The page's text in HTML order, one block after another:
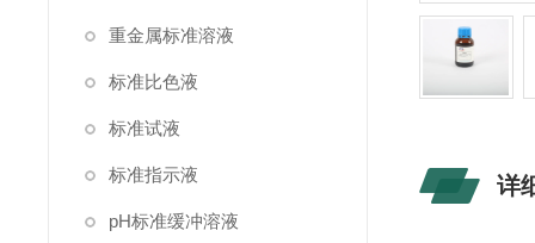
重金属标准溶液
标准比色液
标准试液
标准指示液
pH标准缓冲溶液
详